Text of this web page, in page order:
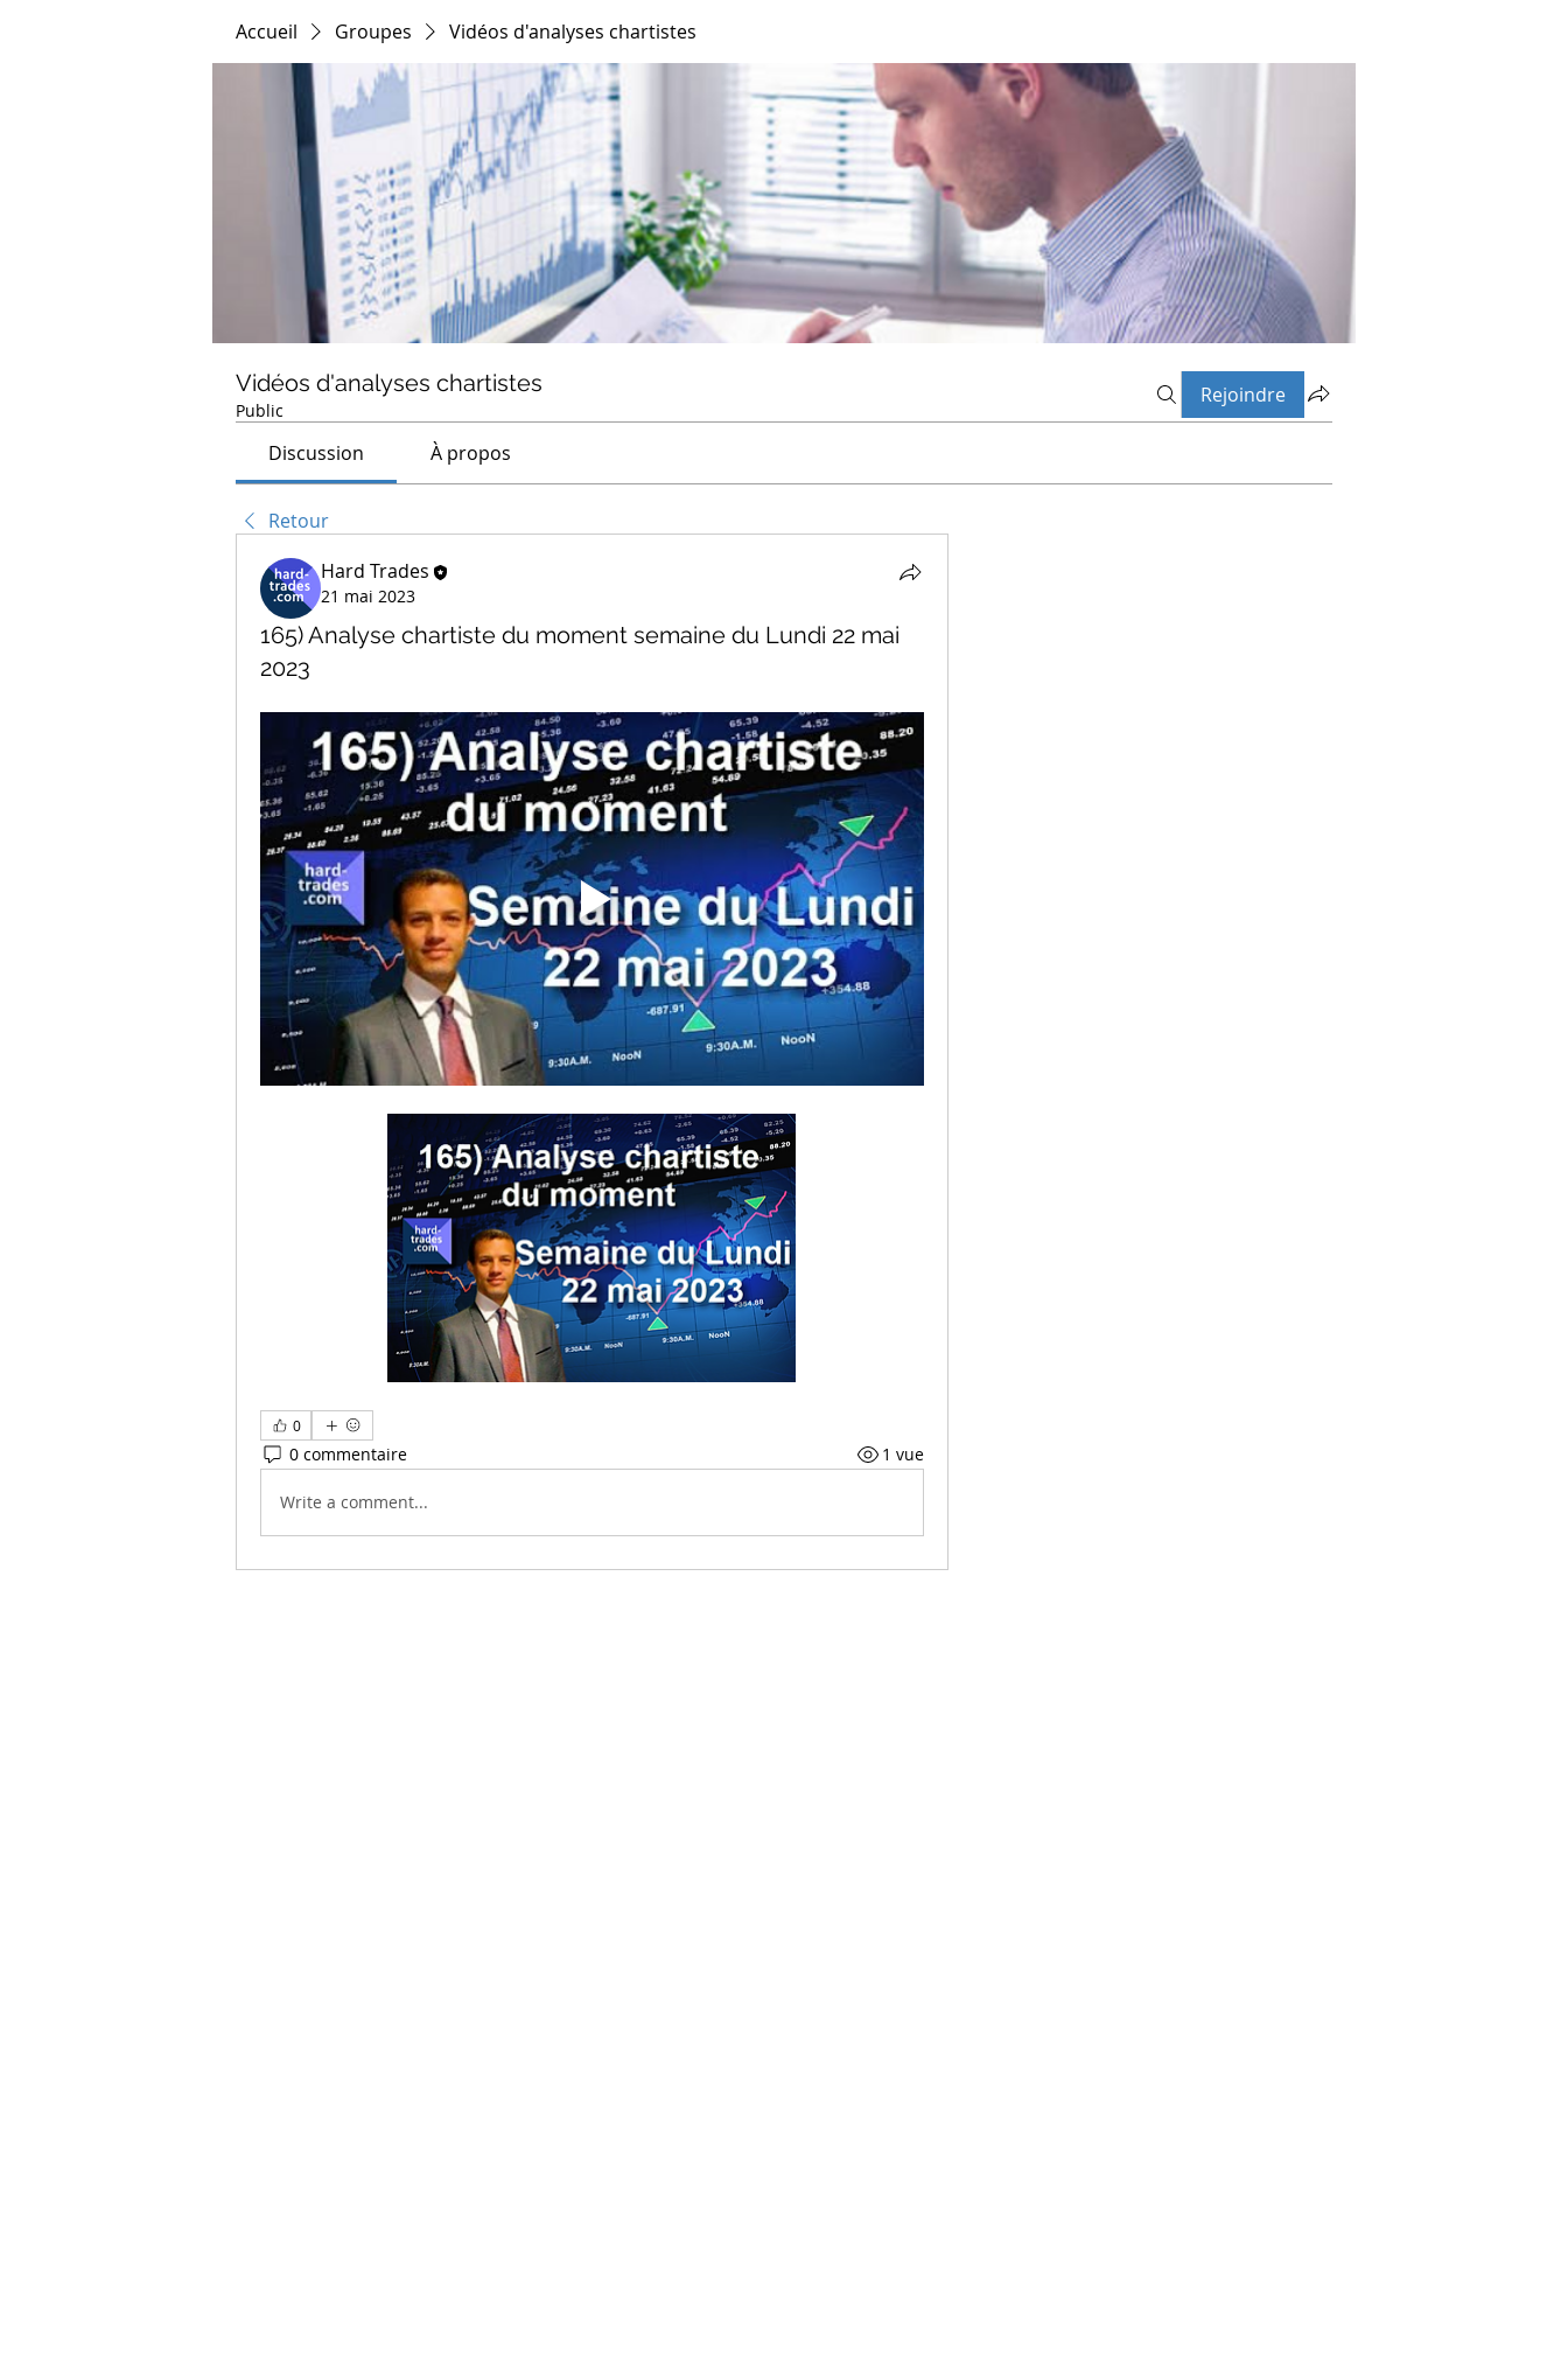
Accueil Groupes Vidéos d'analyses chartistes
Vidéos d'analyses chartistes
Public
Rejoindre
Discussion À propos
Retour
Hard Trades
21 mai 2023
165) Analyse chartiste du moment semaine du Lundi 22 mai
2023
0
0 commentaire 1 vue
Write a comment...